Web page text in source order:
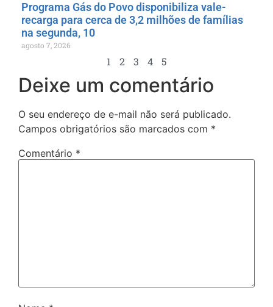
Programa Gás do Povo disponibiliza vale-
recarga para cerca de 3,2 milhões de famílias
na segunda, 10
agosto 7, 2026
1 2 3 4 5
Deixe um comentário
O seu endereço de e-mail não será publicado.
Campos obrigatórios são marcados com *
Comentário *